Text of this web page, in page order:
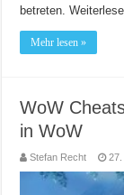
betreten.
Mehr lesen »
WoW
in WoW
Stefan Recht